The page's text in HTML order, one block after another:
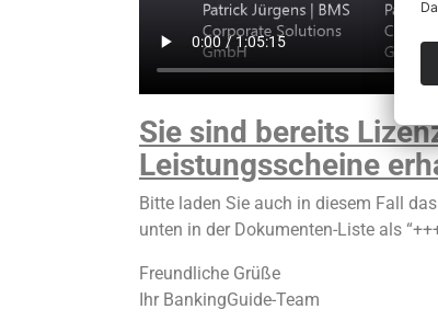
Sie sind bereits
Leistungsscheine
Bitte laden Sie auch in diesem Fall
unten in der Dokumenten-Liste als
Freundliche Grüße
Ihr BankingGuide-Team